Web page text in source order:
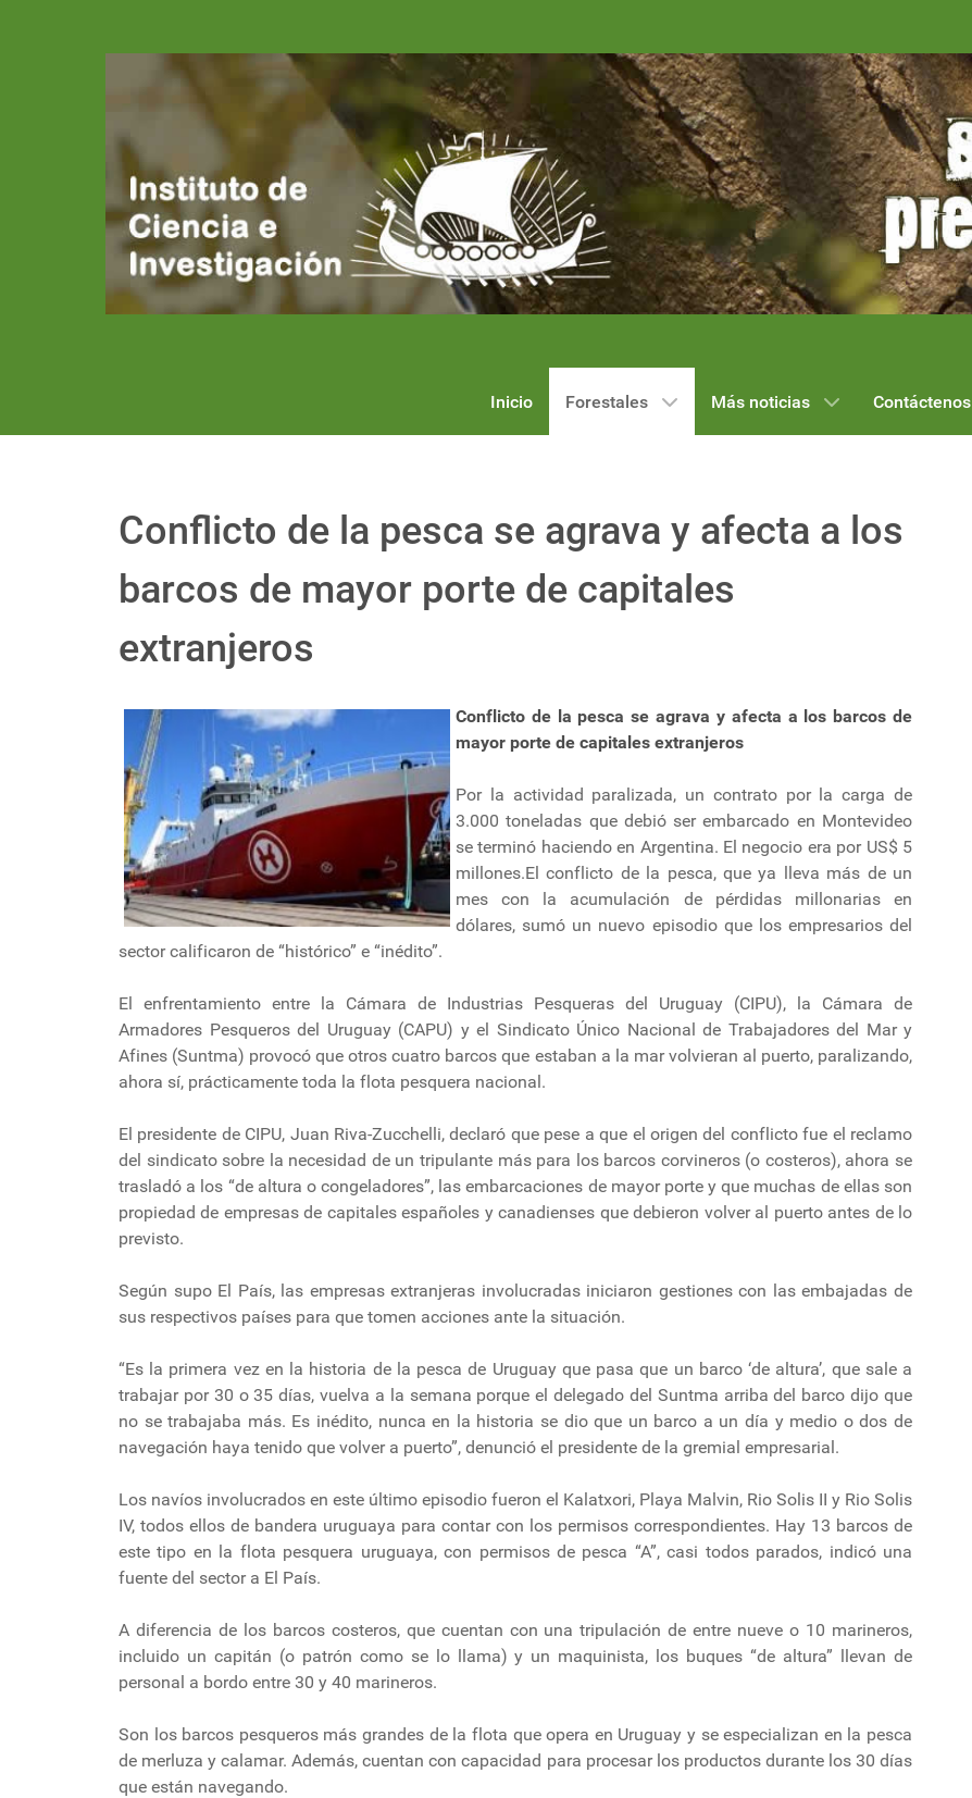
Inicio Forestales Más noticias Contáctenos
Conflicto de la pesca se agrava y afecta a los
barcos de mayor porte de capitales
extranjeros
Conflicto de la pesca se agrava y afecta a los barcos de
mayor porte de capitales extranjeros
Por la actividad paralizada, un contrato por la carga de
3.000 toneladas que debió ser embarcado en Montevideo
se terminó haciendo en Argentina. El negocio era por US$ 5
millones.El conflicto de la pesca, que ya lleva más de un
mes con la acumulación de pérdidas millonarias en
dólares, sumó un nuevo episodio que los empresarios del
sector calificaron de “histórico” e “inédito”.
El enfrentamiento entre la Cámara de Industrias Pesqueras del Uruguay (CIPU), la Cámara de
Armadores Pesqueros del Uruguay (CAPU) y el Sindicato Único Nacional de Trabajadores del Mar y
Afines (Suntma) provocó que otros cuatro barcos que estaban a la mar volvieran al puerto, paralizando,
ahora sí, prácticamente toda la flota pesquera nacional.
El presidente de CIPU, Juan Riva-Zucchelli, declaró que pese a que el origen del conflicto fue el reclamo
del sindicato sobre la necesidad de un tripulante más para los barcos corvineros (o costeros), ahora se
trasladó a los “de altura o congeladores”, las embarcaciones de mayor porte y que muchas de ellas son
propiedad de empresas de capitales españoles y canadienses que debieron volver al puerto antes de lo
previsto.
Según supo El País, las empresas extranjeras involucradas iniciaron gestiones con las embajadas de
sus respectivos países para que tomen acciones ante la situación.
“Es la primera vez en la historia de la pesca de Uruguay que pasa que un barco ‘de altura’, que sale a
trabajar por 30 o 35 días, vuelva a la semana porque el delegado del Suntma arriba del barco dijo que
no se trabajaba más. Es inédito, nunca en la historia se dio que un barco a un día y medio o dos de
navegación haya tenido que volver a puerto”, denunció el presidente de la gremial empresarial.
Los navíos involucrados en este último episodio fueron el Kalatxori, Playa Malvin, Rio Solis II y Rio Solis
IV, todos ellos de bandera uruguaya para contar con los permisos correspondientes. Hay 13 barcos de
este tipo en la flota pesquera uruguaya, con permisos de pesca “A”, casi todos parados, indicó una
fuente del sector a El País.
A diferencia de los barcos costeros, que cuentan con una tripulación de entre nueve o 10 marineros,
incluido un capitán (o patrón como se lo llama) y un maquinista, los buques “de altura” llevan de
personal a bordo entre 30 y 40 marineros.
Son los barcos pesqueros más grandes de la flota que opera en Uruguay y se especializan en la pesca
de merluza y calamar. Además, cuentan con capacidad para procesar los productos durante los 30 días
que están navegando.